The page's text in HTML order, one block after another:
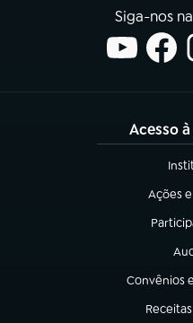
Siga-nos
Acesso
Ações
(abre
(abre
Convênios
(abre em
(abre